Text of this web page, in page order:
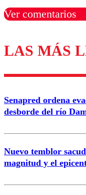
Ver comentarios
Los
Correo
LAS MÁS
Senapred ordena
desborde del río
Nuevo temblor
magnitud y el